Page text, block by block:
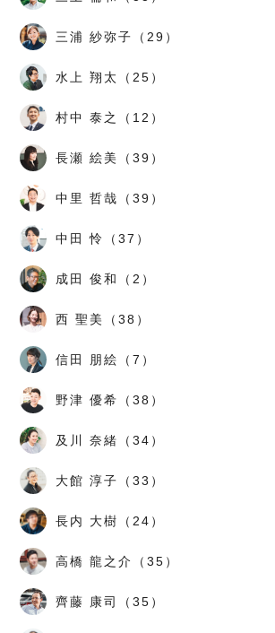
三浦 紗弥子（29）
水上 翔太（25）
村中 泰之（12）
長瀬 絵美（39）
中里 哲哉（39）
中田 怜（37）
成田 俊和（2）
西 聖美（38）
信田 朋絵（7）
野津 優希（38）
及川 奈緒（34）
大館 淳子（33）
長内 大樹（24）
高橋 龍之介（35）
齊藤 康司（35）